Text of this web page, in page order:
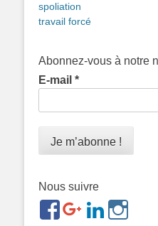
spoliation
travail forcé
Abonnez-vous à notre
E-mail *
Nous suivre
https://
ref=br_rs
https://https://
bonin-